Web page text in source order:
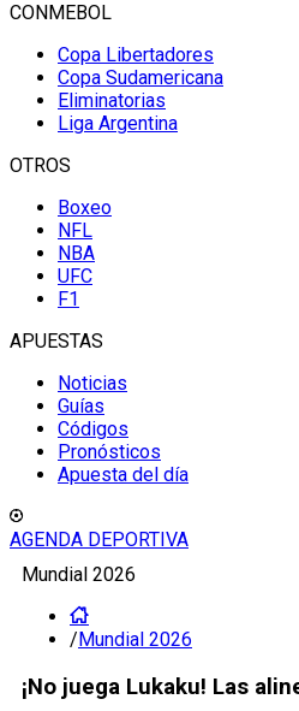
CONMEBOL
Copa Libertadores
Copa Sudamericana
Eliminatorias
Liga Argentina
OTROS
Boxeo
NFL
NBA
UFC
F1
APUESTAS
Noticias
Guías
Códigos
Pronósticos
Apuesta del día
AGENDA DEPORTIVA
Mundial 2026
/Mundial 2026
¡No juega Lukaku! Las